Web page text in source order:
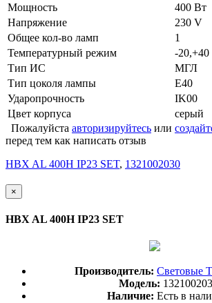
Мощность
400 Вт
Напряжение
230 V
Общее кол-во ламп
1
Температурный режим
-20,+40
Тип ИС
МГЛ
Тип цоколя лампы
E40
Ударопрочность
IK00
Цвет корпуса
серый
Пожалуйста авторизируйтесь или
перед тем как написать отзыв
HBX AL 400H IP23 SET, 1321002030
×
HBX AL 400H IP23 SET
Производитель: Световые
Модель:
Наличие: Есть в